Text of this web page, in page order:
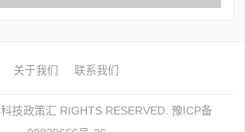
关于我们 联系我们
科技政策汇 RIGHTS RESERVED. 豫ICP备